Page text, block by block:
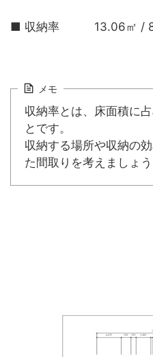
■ 収納率 13.06㎡ /
メモ
収納率とは、床面積に
とです。
収納する場所や収納の
た間取りを考えましょう